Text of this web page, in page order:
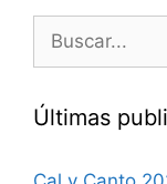
Últimas